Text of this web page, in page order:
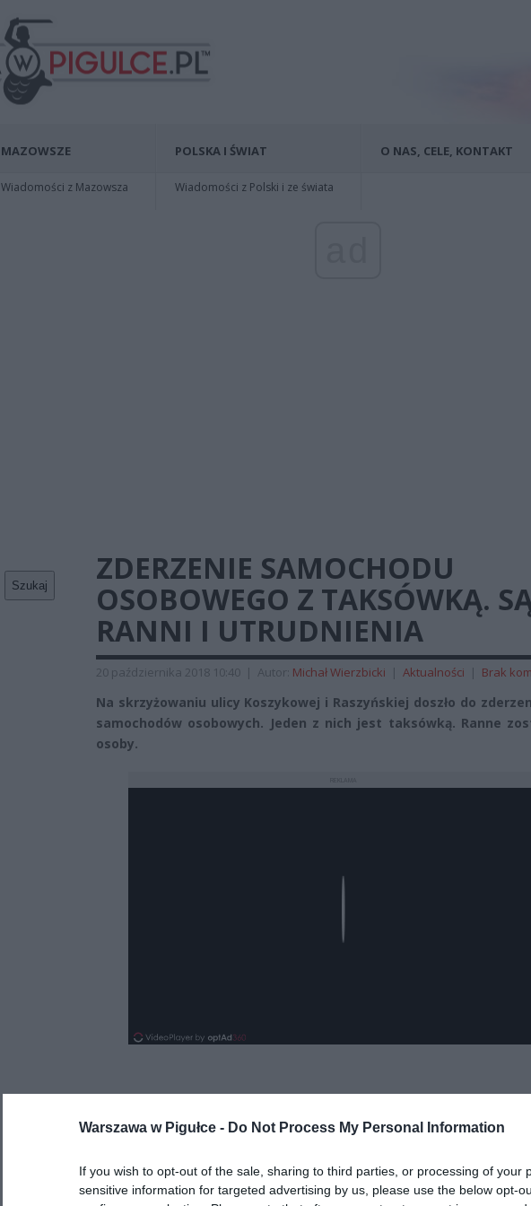
Warszawa w Pigułce - Do Not Process My Personal Information
If you wish to opt-out of the sale, sharing to third parties, or processing of your
sensitive information for targeted advertising by us, please use the below opt-
MAZOWSZE
Wiadomości z Mazowsza
POLSKA I ŚWIAT
Wiadomości z Polski i ze świata
O NAS, CELE, KONTAKT
Szukaj
ZDERZENIE SAMOCHODU
OSOBOWEGO Z TAKSÓWKĄ.
RANNI I UTRUDNIENIA
20 października 2018 10:40 | Autor: Michał Wierzbicki | Aktualności | Brak
Na skrzyżowaniu ulicy Koszykowej i Raszyńskiej doszło do
samochodów osobowych. Jeden z nich jest taksówką. Ranne
osoby.